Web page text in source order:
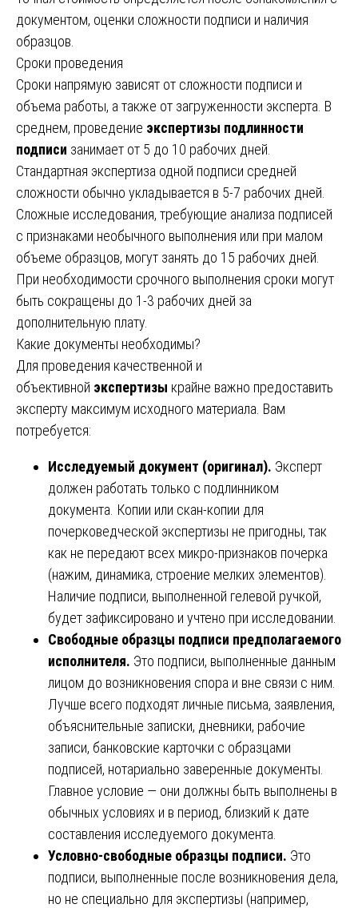
документом, оценки сложности подписи и наличия
образцов.
Сроки проведения
Сроки напрямую зависят от сложности подписи и
объема работы, а также от загруженности эксперта. В
среднем, проведение экспертизы подлинности
подписи занимает от 5 до 10 рабочих дней.
Стандартная экспертиза одной подписи средней
сложности обычно укладывается в 5-7 рабочих дней.
Сложные исследования, требующие анализа подписей
с признаками необычного выполнения или при малом
объеме образцов, могут занять до 15 рабочих дней.
При необходимости срочного выполнения сроки могут
быть сокращены до 1-3 рабочих дней за
дополнительную плату.
Какие документы необходимы?
Для проведения качественной и
объективной экспертизы крайне важно предоставить
эксперту максимум исходного материала. Вам
потребуется:
Исследуемый документ (оригинал). Эксперт
должен работать только с подлинником
документа. Копии или скан-копии для
почерковедческой экспертизы не пригодны, так
как не передают всех микро-признаков почерка
(нажим, динамика, строение мелких элементов).
Наличие подписи, выполненной гелевой ручкой,
будет зафиксировано и учтено при исследовании.
Свободные образцы подписи предполагаемого
исполнителя. Это подписи, выполненные данным
лицом до возникновения спора и вне связи с ним.
Лучше всего подходят личные письма, заявления,
объяснительные записки, дневники, рабочие
записи, банковские карточки с образцами
подписей, нотариально заверенные документы.
Главное условие — они должны быть выполнены в
обычных условиях и в период, близкий к дате
составления исследуемого документа.
Условно-свободные образцы подписи. Это
подписи, выполненные после возникновения дела,
но не специально для экспертизы (например,